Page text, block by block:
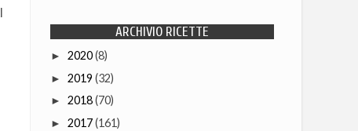
ARCHIVIO RICETTE
► 2020(8)
► 2019 (32)
► 2018(70)
► 2017(161)